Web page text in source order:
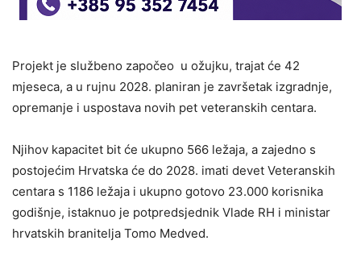
Projekt je službeno započeo u ožujku, trajat će 42
mjeseca, a u rujnu 2028. planiran je završetak izgradnje,
opremanje i uspostava novih pet veteranskih centara.
Njihov kapacitet bit će ukupno 566 ležaja, a zajedno s
postojećim Hrvatska će do 2028. imati devet Veteranskih
centara s 1186 ležaja i ukupno gotovo 23.000 korisnika
godišnje, istaknuo je potpredsjednik Vlade RH i ministar
hrvatskih branitelja Tomo Medved.